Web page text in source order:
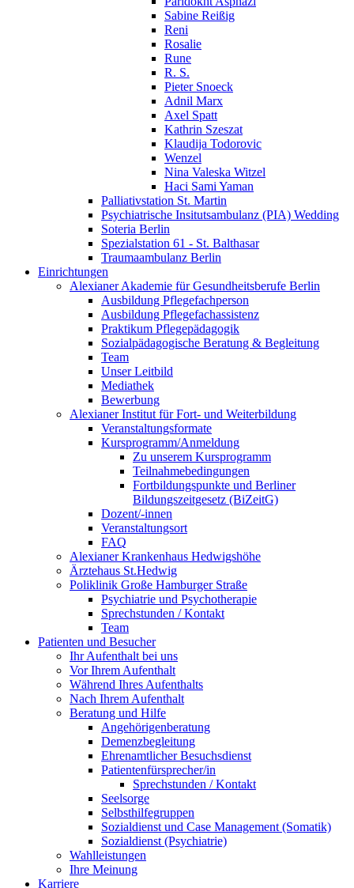
Sabine Reißig
Reni
Rosalie
Rune
R. S.
Pieter Snoeck
Adnil Marx
Axel Spatt
Kathrin Szeszat
Klaudija Todorovic
Wenzel
Nina Valeska Witzel
Haci Sami Yaman
Palliativstation St. Martin
Psychiatrische Insitutsambulanz (PIA) Wedding
Soteria Berlin
Spezialstation 61 - St. Balthasar
Traumaambulanz Berlin
Einrichtungen
Alexianer Akademie für Gesundheitsberufe Berlin
Ausbildung Pflegefachperson
Ausbildung Pflegefachassistenz
Praktikum Pflegepädagogik
Sozialpädagogische Beratung & Begleitung
Team
Unser Leitbild
Mediathek
Bewerbung
Alexianer Institut für Fort- und Weiterbildung
Veranstaltungsformate
Kursprogramm/Anmeldung
Zu unserem Kursprogramm
Teilnahmebedingungen
Fortbildungspunkte und Berliner
Bildungszeitgesetz (BiZeitG)
Dozent/-innen
Veranstaltungsort
FAQ
Alexianer Krankenhaus Hedwigshöhe
Ärztehaus St.Hedwig
Poliklinik Große Hamburger Straße
Psychiatrie und Psychotherapie
Sprechstunden / Kontakt
Team
Patienten und Besucher
Ihr Aufenthalt bei uns
Vor Ihrem Aufenthalt
Während Ihres Aufenthalts
Nach Ihrem Aufenthalt
Beratung und Hilfe
Angehörigenberatung
Demenzbegleitung
Ehrenamtlicher Besuchsdienst
Patientenfürsprecher/in
Sprechstunden / Kontakt
Seelsorge
Selbsthilfegruppen
Sozialdienst und Case Management (Somatik)
Sozialdienst (Psychiatrie)
Wahlleistungen
Ihre Meinung
Karriere